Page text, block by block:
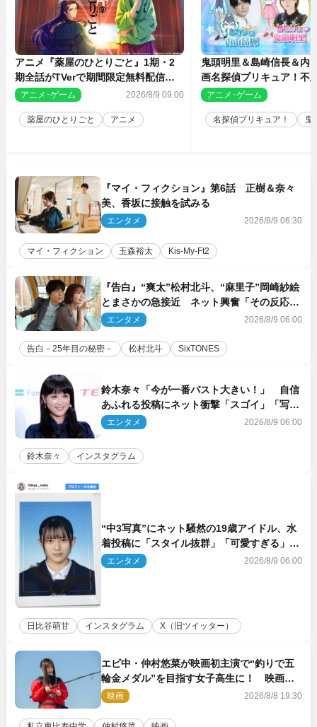
アニメ『薬屋のひとりごと』1期・2
期全話がTVerで期間限定無料配信決
定アニメ･ゲーム 2026/8/9 09:00
薬屋のひとりごと アニメ
鬼頭明里＆島崎信長＆内
画名探偵プリキュア！不
人の秘密』ゲスト声優に
アニメ･ゲーム
名探偵プリキュア！ 鬼
『マイ・フィクション』第6話 正樹＆奈々
美、香坂に接触を試みる
エンタメ 2026/8/9 06:30
マイ・フィクション 玉森裕太 Kis‐My‐Ft2
『告白』“爽太”松村北斗、“麻里子”岡崎紗絵
とまさかの急接近 ネット興奮「その反応
は」「いいの!?」（ネタバレあり）
エンタメ 2026/8/9 06:00
告白－25年目の秘密－ 松村北斗 SixTONES
鈴木奈々「今が一番バスト大きい！」 自信
あふれる投稿にネット衝撃「スゴイ」「写真
集を出して欲しい」
エンタメ 2026/8/9 06:00
鈴木奈々 インスタグラム
“中3写真”にネット騒然の19歳アイドル、水
着投稿に「スタイル抜群」「可愛すぎる」と
絶賛の声
エンタメ 2026/8/9 06:00
日比谷萌甘 インスタグラム X（旧ツイッター）
エビ中・仲村悠菜が映画初主演で“釣りで五
輪金メダル”を目指す女子高生に！ 映画
『つりこまち』今秋公開
映画 2026/8/8 19:30